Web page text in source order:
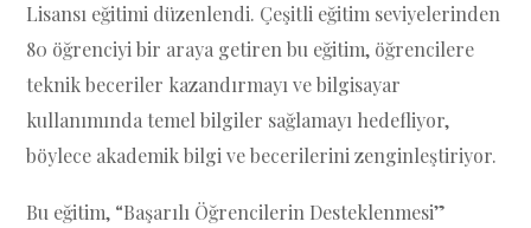
Lisansı eğitimi düzenlendi. Çeşitli eğitim seviyelerinden
80 öğrenciyi bir araya getiren bu eğitim, öğrencilere
teknik beceriler kazandırmayı ve bilgisayar
kullanımında temel bilgiler sağlamayı hedefliyor,
böylece akademik bilgi ve becerilerini zenginleştiriyor.
Bu eğitim, “Başarılı Öğrencilerin Desteklenmesi”